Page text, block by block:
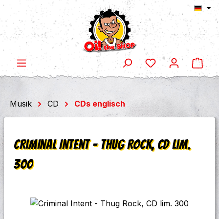
Zum Hauptinhalt springen
Musik CD CDs englisch
Criminal Intent - Thug Rock, CD lim.
300
Bildergalerie überspringen